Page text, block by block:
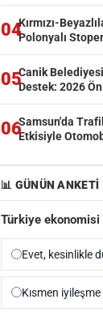
04Kırmızı-
Polonyalı
05Canik
Destek: 2026
06Samsun'da
Etkisiyle
📊 GÜNÜN ANKETI
Türkiye ekonomisi
Evet, kesinlikle
Kısmen